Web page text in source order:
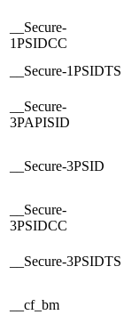
__Secure-
1PSIDCC
__Secure-1PSIDTS
__Secure-
3PAPISID
__Secure-3PSID
__Secure-
3PSIDCC
__Secure-3PSIDTS
__cf_bm